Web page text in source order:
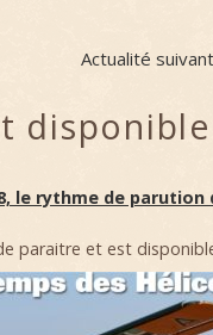
Actualité
disponible
le rythme de
paraitre et est